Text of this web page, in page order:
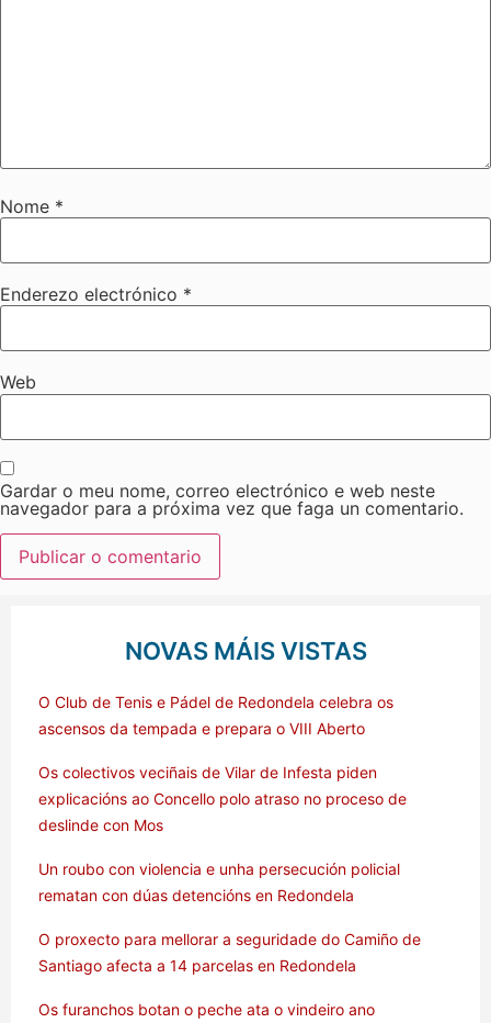
Nome *
Enderezo electrónico *
Web
Gardar o meu nome, correo electrónico e web neste
navegador para a próxima vez que faga un comentario.
NOVAS MÁIS VISTAS
O Club de Tenis e Pádel de Redondela celebra os
ascensos da tempada e prepara o VIII Aberto
Os colectivos veciñais de Vilar de Infesta piden
explicacións ao Concello polo atraso no proceso de
deslinde con Mos
Un roubo con violencia e unha persecución policial
rematan con dúas detencións en Redondela
O proxecto para mellorar a seguridade do Camiño de
Santiago afecta a 14 parcelas en Redondela
Os furanchos botan o peche ata o vindeiro ano